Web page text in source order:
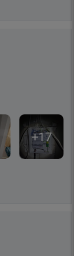
+17